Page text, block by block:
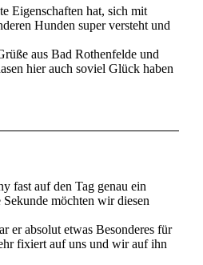
Eigenschaften hat, sich mit
Hunden super versteht und
aus Bad Rothenfelde und
hier auch soviel Glück haben
fast auf den Tag genau ein
möchten wir diesen
er absolut etwas Besonderes für
fixiert auf uns und wir auf ihn